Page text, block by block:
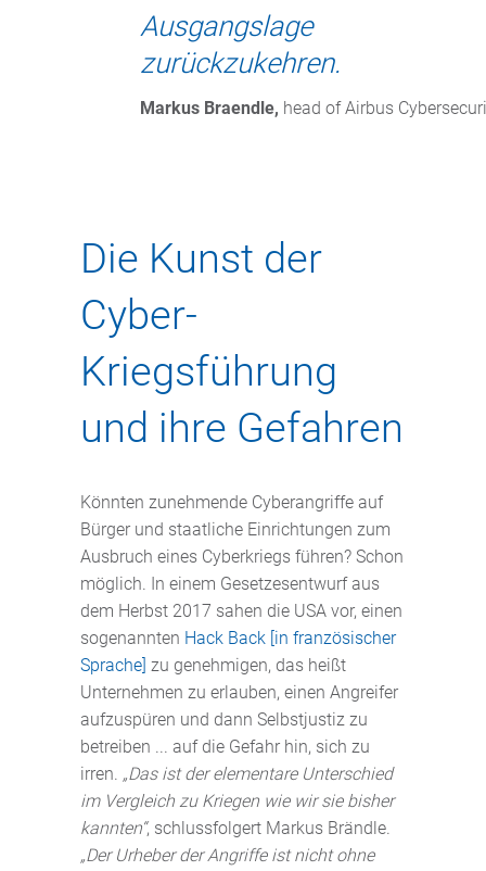
Ausgangslage
zurückzukehren.
Markus Braendle, head of Airbus
Die Kunst der
Cyber-
Kriegsführung
und ihre Gefahren
Könnten zunehmende Cyberangriffe auf
Bürger und staatliche Einrichtungen zum
Ausbruch eines Cyberkriegs führen? Schon
möglich. In einem Gesetzesentwurf aus
dem Herbst 2017 sahen die USA vor, einen
sogenannten Hack Back [in französischer
Sprache] zu genehmigen, das heißt
Unternehmen zu erlauben, einen Angreifer
aufzuspüren und dann Selbstjustiz zu
betreiben ... auf die Gefahr hin, sich zu
irren. „Das ist der elementare Unterschied
im Vergleich zu Kriegen wie wir sie bisher
kannten“, schlussfolgert Markus Brändle.
„Der Urheber der Angriffe ist nicht ohne